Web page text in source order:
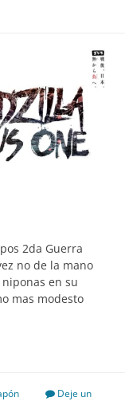
2da Guerra
no de la mano
en su
mas modesto
Deje un